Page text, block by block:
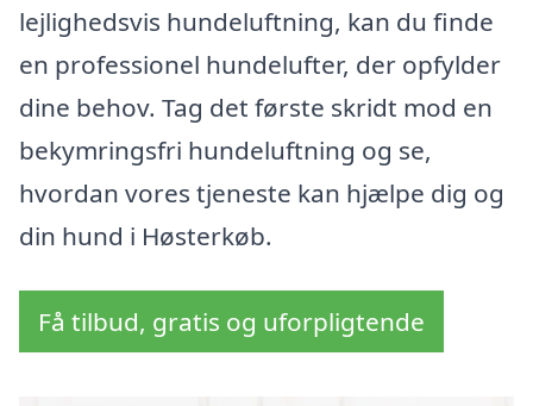
lejlighedsvis hundeluftning, kan du finde
en professionel hundelufter, der opfylder
dine behov. Tag det første skridt mod en
bekymringsfri hundeluftning og se,
hvordan vores tjeneste kan hjælpe dig og
din hund i Høsterkøb.
Få tilbud, gratis og uforpligtende